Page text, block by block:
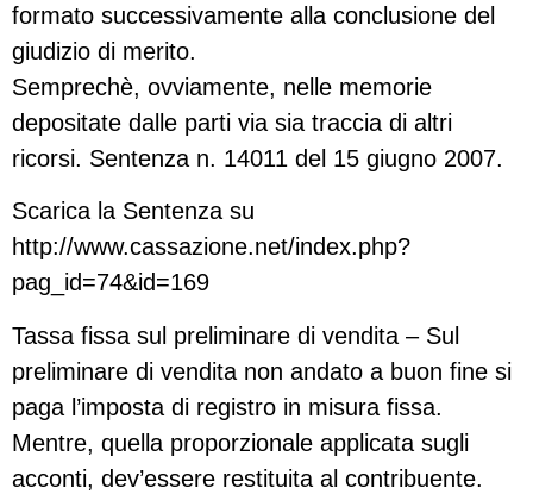
formato successivamente alla conclusione del
giudizio di merito.
Semprechè, ovviamente, nelle memorie
depositate dalle parti via sia traccia di altri
ricorsi. Sentenza n. 14011 del 15 giugno 2007.
Scarica la Sentenza su
http://www.cassazione.net/index.php?
pag_id=74&id=169
Tassa fissa sul preliminare di vendita – Sul
preliminare di vendita non andato a buon fine si
paga l’imposta di registro in misura fissa.
Mentre, quella proporzionale applicata sugli
acconti, dev’essere restituita al contribuente.